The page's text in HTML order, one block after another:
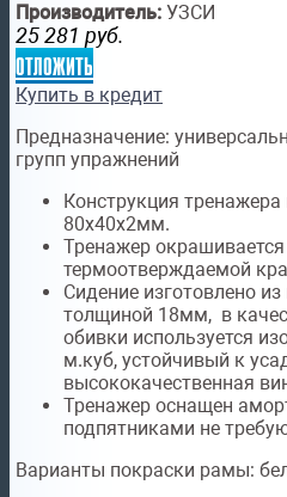
Производитель: УЗСИ
25 281 руб.
отложить
Купить в кредит
Предназначение:
групп упражнений
Конструкция
80х40х2мм.
Тренажер
термоотверждаемой
Сидение изготовлено
толщиной 18мм, в
обивки используется
м.куб, устойчивый к
высококачественная
Тренажер оснащен
подпятниками не
Варианты покраски рамы: